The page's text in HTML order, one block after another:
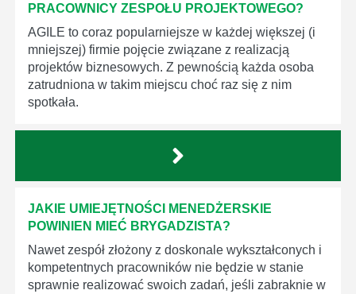
PRACOWNICY ZESPOŁU PROJEKTOWEGO?
AGILE to coraz popularniejsze w każdej większej (i
mniejszej) firmie pojęcie związane z realizacją
projektów biznesowych. Z pewnością każda osoba
zatrudniona w takim miejscu choć raz się z nim
spotkała.
JAKIE UMIEJĘTNOŚCI MENEDŻERSKIE
POWINIEN MIEĆ BRYGADZISTA?
Nawet zespół złożony z doskonale wykształconych i
kompetentnych pracowników nie będzie w stanie
sprawnie realizować swoich zadań, jeśli zabraknie w